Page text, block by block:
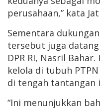
perusahaan,” kata
Sementara
tersebut juga
DPR RI, Nasril
kelola di tubuh
di tengah tantangan
“Ini menunjukkan